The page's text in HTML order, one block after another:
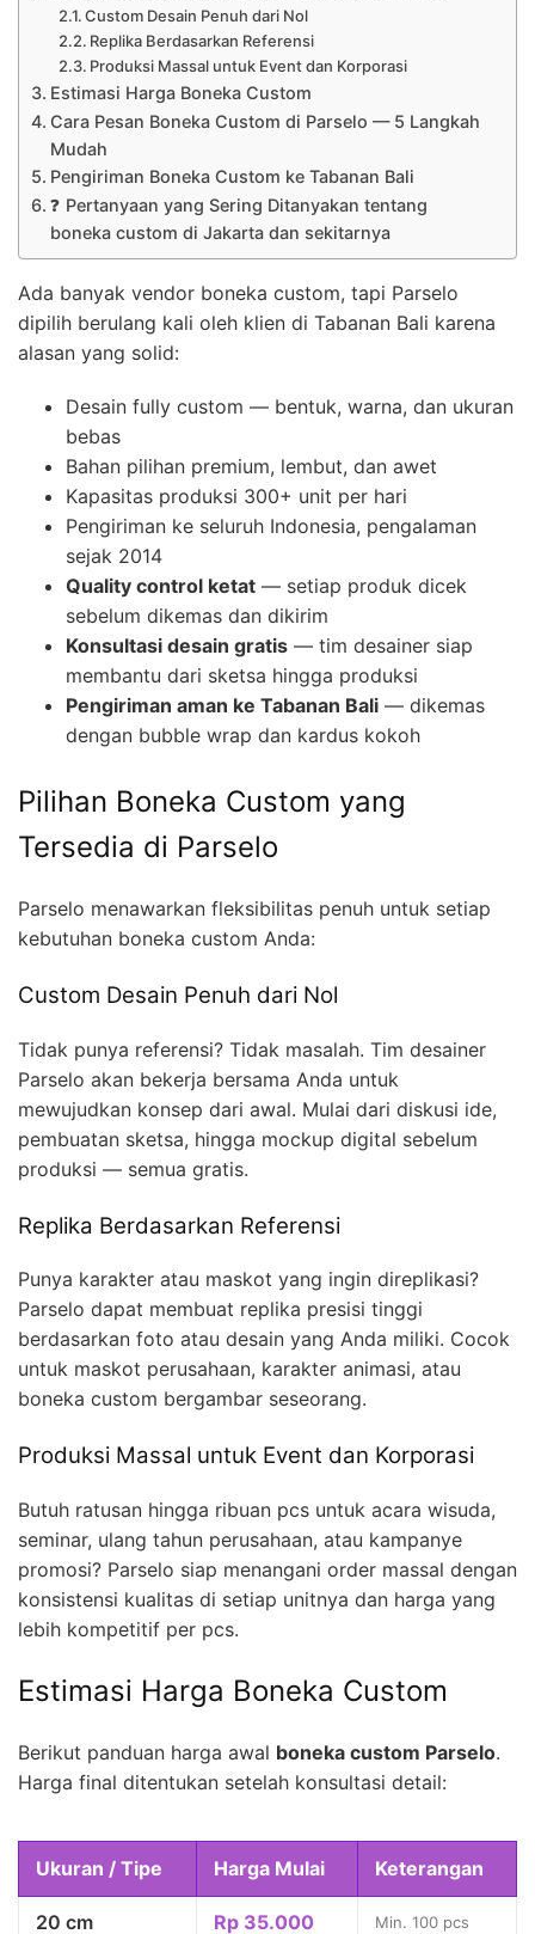
Custom Desain Penuh dari Nol
Replika Berdasarkan Referensi
Produksi Massal untuk Event dan Korporasi
Estimasi Harga Boneka Custom
Cara Pesan Boneka Custom di Parselo — 5 Langkah
Mudah
Pengiriman Boneka Custom ke Tabanan Bali
❓ Pertanyaan yang Sering Ditanyakan tentang
boneka custom di Jakarta dan sekitarnya
Ada banyak vendor boneka custom, tapi Parselo
dipilih berulang kali oleh klien di Tabanan Bali karena
alasan yang solid:
Desain fully custom — bentuk, warna, dan ukuran
bebas
Bahan pilihan premium, lembut, dan awet
Kapasitas produksi 300+ unit per hari
Pengiriman ke seluruh Indonesia, pengalaman
sejak 2014
Quality control ketat — setiap produk dicek
sebelum dikemas dan dikirim
Konsultasi desain gratis — tim desainer siap
membantu dari sketsa hingga produksi
Pengiriman aman ke Tabanan Bali — dikemas
dengan bubble wrap dan kardus kokoh
Pilihan Boneka Custom yang
Tersedia di Parselo
Parselo menawarkan fleksibilitas penuh untuk setiap
kebutuhan boneka custom Anda:
Custom Desain Penuh dari Nol
Tidak punya referensi? Tidak masalah. Tim desainer
Parselo akan bekerja bersama Anda untuk
mewujudkan konsep dari awal. Mulai dari diskusi ide,
pembuatan sketsa, hingga mockup digital sebelum
produksi — semua gratis.
Replika Berdasarkan Referensi
Punya karakter atau maskot yang ingin direplikasi?
Parselo dapat membuat replika presisi tinggi
berdasarkan foto atau desain yang Anda miliki. Cocok
untuk maskot perusahaan, karakter animasi, atau
boneka custom bergambar seseorang.
Produksi Massal untuk Event dan Korporasi
Butuh ratusan hingga ribuan pcs untuk acara wisuda,
seminar, ulang tahun perusahaan, atau kampanye
promosi? Parselo siap menangani order massal dengan
konsistensi kualitas di setiap unitnya dan harga yang
lebih kompetitif per pcs.
Estimasi Harga Boneka Custom
Berikut panduan harga awal boneka custom Parselo.
Harga final ditentukan setelah konsultasi detail:
Ukuran / Tipe Harga Mulai Keterangan
20 cm Rp 35.000 Min. 100 pcs